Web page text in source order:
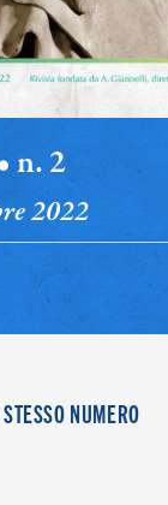
n. 2
2022
NUMERO